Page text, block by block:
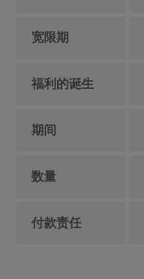
宽限期
福利的诞生
期间
数量
付款责任